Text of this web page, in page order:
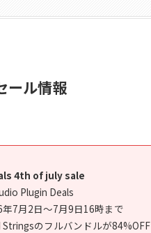
ル情報
4th of july sale
Plugin Deals
年7月2日～7月9日16時まで
Stringsのフルバンドルが84%OFF